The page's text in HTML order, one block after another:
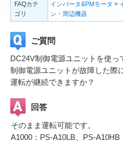
FAQカテ
ゴリ
インバータ&PMモータ >
ン・周辺機器
ご質問
DC24V制御電源ユニットを使
制御電源ユニットが故障した際
運転が継続できますか？
回答
そのまま運転可能です。
A1000：PS-A10LB、PS-